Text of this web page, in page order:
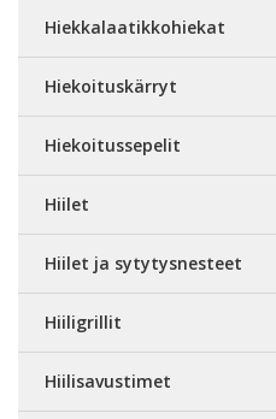
Hiekkalaatikkohiekat
Hiekoituskärryt
Hiekoitussepelit
Hiilet
Hiilet ja sytytysnesteet
Hiiligrillit
Hiilisavustimet